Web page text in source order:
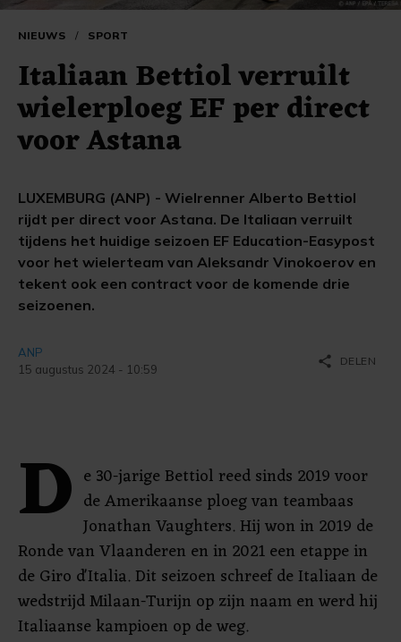
NIEUWS / SPORT
Italiaan Bettiol verruilt
wielerploeg EF per direct
voor Astana
LUXEMBURG (ANP) - Wielrenner Alberto Bettiol
rijdt per direct voor Astana. De Italiaan verruilt
tijdens het huidige seizoen EF Education-Easypost
voor het wielerteam van Aleksandr Vinokoerov en
tekent ook een contract voor de komende drie
seizoenen.
ANP
15 augustus 2024 - 10:59
share DELEN
D e 30-jarige Bettiol reed sinds 2019 voor
de Amerikaanse ploeg van teambaas
Jonathan Vaughters. Hij won in 2019 de
Ronde van Vlaanderen en in 2021 een etappe in
de Giro d'Italia. Dit seizoen schreef de Italiaan de
wedstrijd Milaan-Turijn op zijn naam en werd hij
Italiaanse kampioen op de weg.